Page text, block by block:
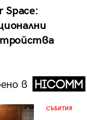
Space:
в
СЪБИТИЯ